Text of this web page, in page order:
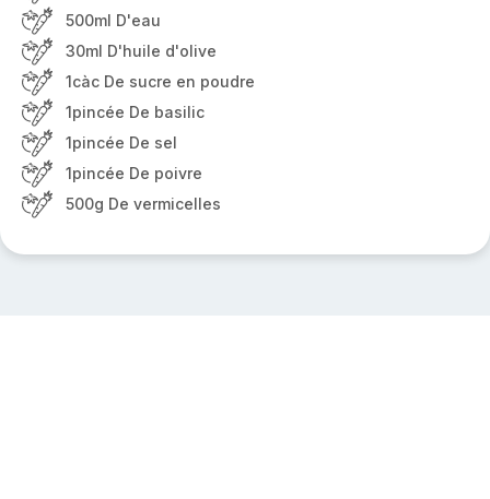
500ml D'eau
30ml D'huile d'olive
1càc De sucre en poudre
1pincée De basilic
1pincée De sel
1pincée De poivre
500g De vermicelles